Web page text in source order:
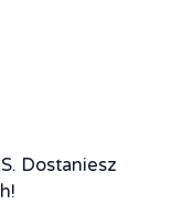
Dostaniesz